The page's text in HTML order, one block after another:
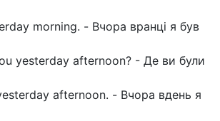
morning. - Вчора вранці я був
yesterday afternoon? - Де ви були
afternoon. - Вчора вдень я